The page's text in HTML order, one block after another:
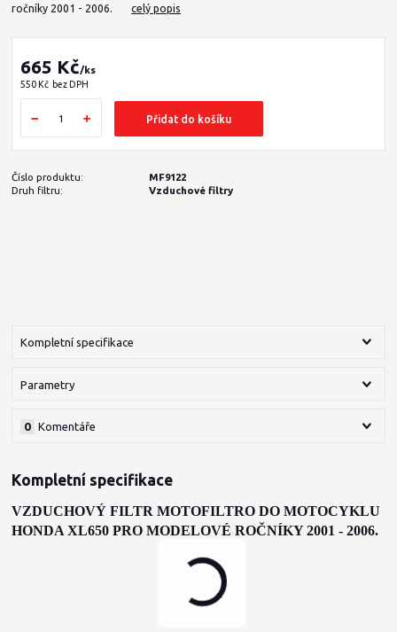
ročníky 2001 - 2006.celý popis
665 Kč/ks
550 Kč bez DPH
Přidat do košíku
Číslo produktu:
MF9122
Druh filtru:
Vzduchové filtry
Kompletní specifikace
Parametry
Komentáře
0
Kompletní specifikace
VZDUCHOVÝ FILTR MOTOFILTRO DO MOTOCYKLU
HONDA XL650 PRO MODELOVÉ ROČNÍKY 2001 - 2006.